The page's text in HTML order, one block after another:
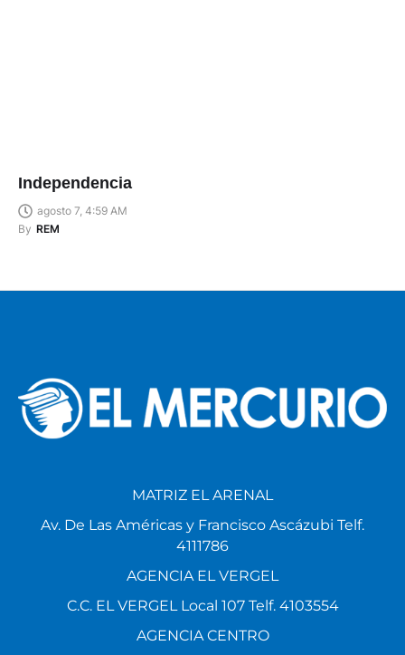
Independencia
agosto 7, 4:59 AM
By REM
MATRIZ EL ARENAL
Av. De Las Américas y Francisco Ascázubi Telf.
4111786
AGENCIA EL VERGEL
C.C. EL VERGEL Local 107 Telf. 4103554
AGENCIA CENTRO